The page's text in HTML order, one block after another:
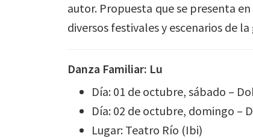
autor. Propuesta que se presenta
diversos festivales y escenarios de
Danza Familiar: Lu
Día: 01 de octubre, sábado –
Día: 02 de octubre, domingo –
Lugar: Teatro Río (Ibi)